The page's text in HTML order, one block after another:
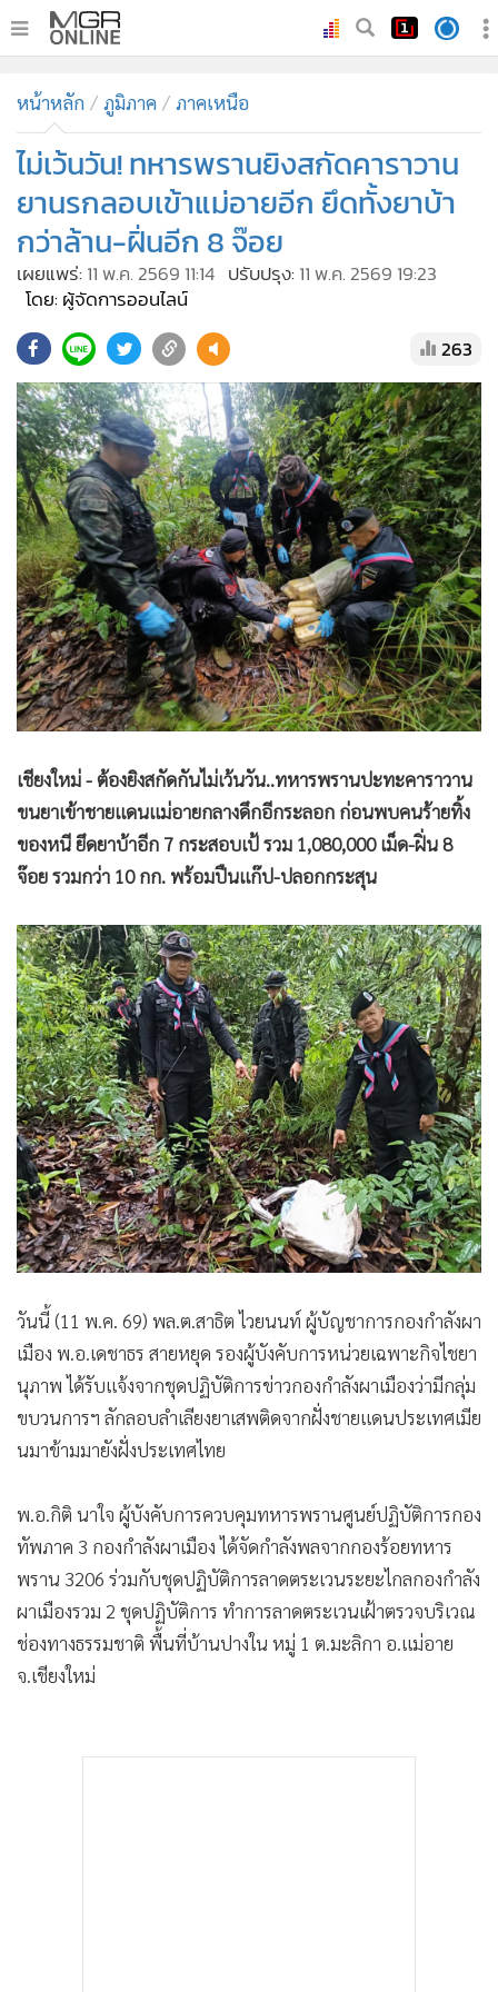
ทันเหตุการณ์
• ภาคใต้
Online Section
• บันเทิง
ผู้จัดการรายวัน
• ละคร
• CbizReview
• Cyber BIZ
• ผู้จัดกวน
• Good health & Well-being
• Green Innovation & SD
• Management & HR
• MGR Live
• Infographic
• การเมือง
• ท่องเที่ยว
• กีฬา
• ต่างประเทศ
• Special Scoop
• เศรษฐกิจ-ธุรกิจ
• จีน
• อาชญากรรม
• Motoring
• เกม
• วิทยาศาสตร์
• SMEs
• หุ้น
• อินโดจีน
• กองทุนรวม
• Celeb Online
• Factcheck
• News1
• Gotomanager
หน้าหลัก ภูมิภาค ภาคเหนือ
ไม่เว้นวัน! ทหารพรานยิงสกัดคาราวาน
ยานรกลอบเข้าแม่อายอีก ยึดทั้งยาบ้า
กว่าล้าน-ฝิ่นอีก 8 จ๊อย
เผยแพร่: 11 พ.ค. 2569 11:14 ปรับปรุง: 11 พ.ค. 2569 19:23
โดย: ผู้จัดการออนไลน์
263
เชียงใหม่ - ต้องยิงสกัดกันไม่เว้นวัน..ทหารพรานปะทะคาราวาน
ขนยาเข้าชายแดนแม่อายกลางดึกอีกระลอก ก่อนพบคนร้ายทิ้ง
ของหนี ยึดยาบ้าอีก 7 กระสอบเป้ รวม 1,080,000 เม็ด-ฝิ่น 8
จ๊อย รวมกว่า 10 กก. พร้อมปืนแก๊ป-ปลอกกระสุน
วันนี้ (11 พ.ค. 69) พล.ต.สาธิต ไวยนนท์ ผู้บัญชาการกองกำลังผา
เมือง พ.อ.เดชาธร สายหยุด รองผู้บังคับการหน่วยเฉพาะกิจไชยา
นุภาพ ได้รับแจ้งจากชุดปฏิบัติการข่าวกองกำลังผาเมืองว่ามีกลุ่ม
ขบวนการฯ ลักลอบลำเลียงยาเสพติดจากฝั่งชายแดนประเทศเมีย
นมาข้ามมายังฝั่งประเทศไทย
พ.อ.กิติ นาใจ ผู้บังคับการควบคุมทหารพรานศูนย์ปฏิบัติการกอง
ทัพภาค 3 กองกำลังผาเมือง ได้จัดกำลังพลจากกองร้อยทหาร
พราน 3206 ร่วมกับชุดปฏิบัติการลาดตระเวนระยะไกลกองกำลัง
ผาเมืองรวม 2 ชุดปฏิบัติการ ทำการลาดตระเวนเฝ้าตรวจบริเวณ
ช่องทางธรรมชาติ พื้นที่บ้านปางใน หมู่ 1 ต.มะลิกา อ.แม่อาย
จ.เชียงใหม่